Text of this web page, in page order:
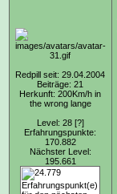
Redpill seit: 29.04.2004
Beiträge: 21
Herkunft: 200Km/h in
the wrong lange
Level: 28 [?]
Erfahrungspunkte:
170.882
Nächster Level:
195.661